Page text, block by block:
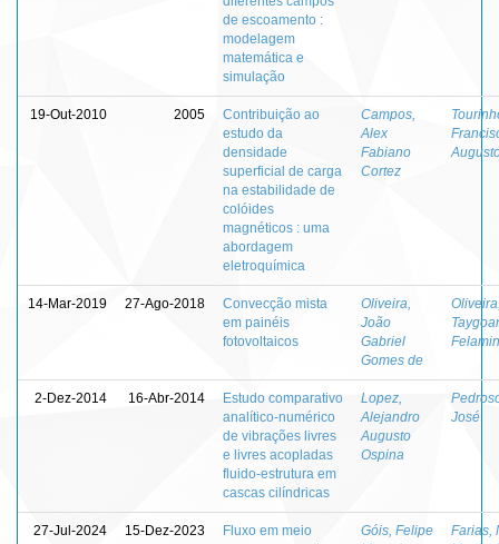
de escoamento :
modelagem
matemática e
simulação
19-Out-2010 2005
Contribuição ao
estudo da
densidade
superficial de carga
na estabilidade de
colóides
magnéticos : uma
abordagem
eletroquímica
Campos,
Alex
Fabiano
Cortez
14-Mar-2019 27-Ago-2018
Convecção mista
em painéis
fotovoltaicos
Oliveira,
João
Gabriel
Gomes de
2-Dez-2014 16-Abr-2014
Estudo comparativo
analítico-numérico
de vibrações livres
e livres acopladas
fluido-estrutura em
cascas cilíndricas
Lopez,
Alejandro
Augusto
Ospina
José
27-Jul-2024 15-Dez-2023
Fluxo em meio
Góis, Felipe
Farias,